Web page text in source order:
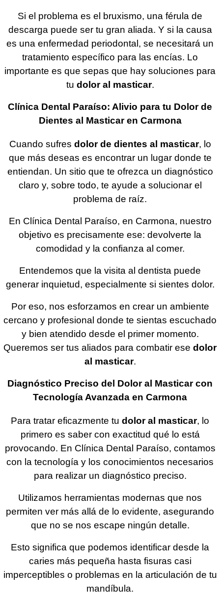
Si el problema es el bruxismo, una férula de
descarga puede ser tu gran aliada. Y si la causa
es una enfermedad periodontal, se necesitará un
tratamiento específico para las encías. Lo
importante es que sepas que hay soluciones para
tu dolor al masticar.
Clínica Dental Paraíso: Alivio para tu Dolor de
Dientes al Masticar en Carmona
Cuando sufres dolor de dientes al masticar, lo
que más deseas es encontrar un lugar donde te
entiendan. Un sitio que te ofrezca un diagnóstico
claro y, sobre todo, te ayude a solucionar el
problema de raíz.
En Clínica Dental Paraíso, en Carmona, nuestro
objetivo es precisamente ese: devolverte la
comodidad y la confianza al comer.
Entendemos que la visita al dentista puede
generar inquietud, especialmente si sientes dolor.
Por eso, nos esforzamos en crear un ambiente
cercano y profesional donde te sientas escuchado
y bien atendido desde el primer momento.
Queremos ser tus aliados para combatir ese dolor
al masticar.
Diagnóstico Preciso del Dolor al Masticar con
Tecnología Avanzada en Carmona
Para tratar eficazmente tu dolor al masticar, lo
primero es saber con exactitud qué lo está
provocando. En Clínica Dental Paraíso, contamos
con la tecnología y los conocimientos necesarios
para realizar un diagnóstico preciso.
Utilizamos herramientas modernas que nos
permiten ver más allá de lo evidente, asegurando
que no se nos escape ningún detalle.
Esto significa que podemos identificar desde la
caries más pequeña hasta fisuras casi
imperceptibles o problemas en la articulación de tu
mandíbula.